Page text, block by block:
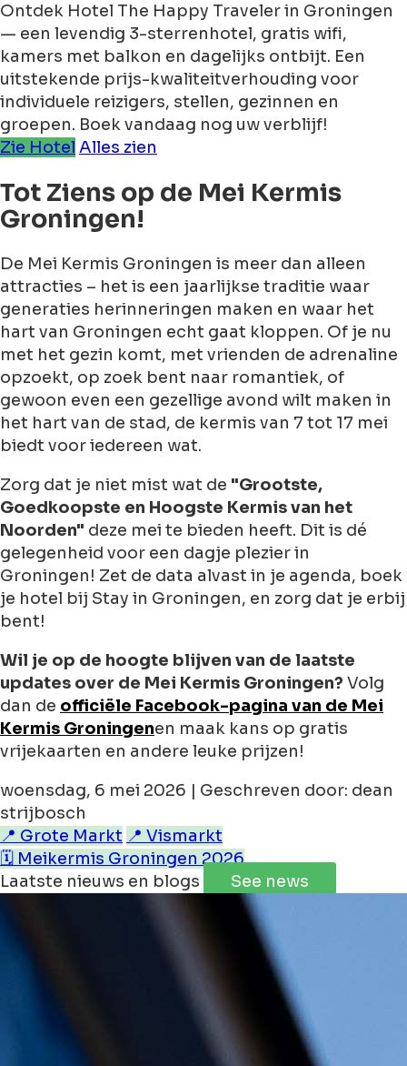
Ontdek Hotel The Happy Traveler in Groningen
— een levendig 3-sterrenhotel, gratis wifi,
kamers met balkon en dagelijks ontbijt. Een
uitstekende prijs-kwaliteitverhouding voor
individuele reizigers, stellen, gezinnen en
groepen. Boek vandaag nog uw verblijf!
Zie Hotel Alles zien
Tot Ziens op de Mei Kermis
Groningen!
De Mei Kermis Groningen is meer dan alleen
attracties – het is een jaarlijkse traditie waar
generaties herinneringen maken en waar het
hart van Groningen echt gaat kloppen. Of je nu
met het gezin komt, met vrienden de adrenaline
opzoekt, op zoek bent naar romantiek, of
gewoon even een gezellige avond wilt maken in
het hart van de stad, de kermis van 7 tot 17 mei
biedt voor iedereen wat.
Zorg dat je niet mist wat de "Grootste,
Goedkoopste en Hoogste Kermis van het
Noorden" deze mei te bieden heeft. Dit is dé
gelegenheid voor een dagje plezier in
Groningen! Zet de data alvast in je agenda, boek
je hotel bij Stay in Groningen, en zorg dat je erbij
bent!
Wil je op de hoogte blijven van de laatste
updates over de Mei Kermis Groningen? Volg
dan de officiële Facebook-pagina van de Mei
Kermis Groningenen maak kans op gratis
vrijekaarten en andere leuke prijzen!
woensdag, 6 mei 2026 | Geschreven door: dean
strijbosch
📍 Grote Markt 📍 Vismarkt
🗓️ Meikermis Groningen 2026
Laatste nieuws en blogs
See news